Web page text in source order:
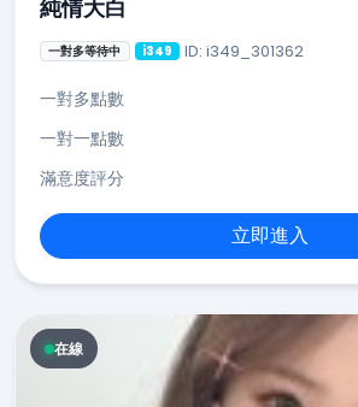
純情大白
一對多等待中 i349 ID: i349_301362
一對多點數
一對一點數
滿意度評分
立即進入
在線